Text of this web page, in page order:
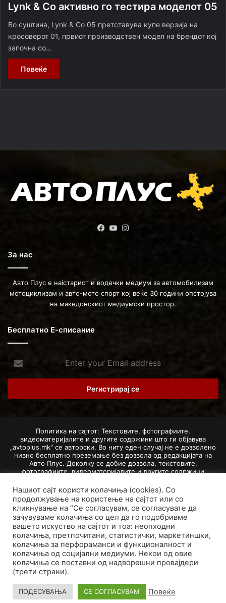
Lynk & Co активно го тестира моделот 05
Во суштина, Lynk & Co 05 претставува купе верзија на
кросоверот 01, првиот производствен модел на брендот кој
започна со…
Повеќе
Facebook
YouTube
За нас
Авто Плус е наістариот и водечки медиум за автомобилизам
мотоциклизам и авто-мото спорт кој веќе 30 години опстојува
на македонскиот медиумски простор.
Бесплатно Е-списание
Enter
your
Email
Политика на сајтот: Текстовите, фотографиите,
видеоматеријалите и другите содржини што ги објавува
„avtoplus.mk" се авторски. Во ниту еден случај не е дозволено
нивно бесплатно преземање без дозвола од редакцијата на
Авто Плус. Доколку се добие дозвола, текстовите,
фотографиите, видеоматеријалите и другите содржини
изворот и авторот со вметнување на директна интернет-врска
(линк) до оригиналната содржина на „avtoplus.mk". При
добивање на одобрување од редакцијата за превземање на
текст, може да се превземе само дел од новинарско дело
насловот, придружната фотографија (односно насловната
фотографија) и воведниот дел на текстот, познат како „лид".
Преземање содржини од „avtoplus.mk" надвор од овие услови
не е дозволено и подложи на санкционирање согласно
Законот за авторски и сродни права.
Developed by PROCESS IN. Hosted byGoHost.
Политика за приватност
Политика на колачиња
Нашиот сајт користи колачиња (cookies). Со
продолжување на користење на сајтот или со
кликнување на “Се согласувам, се согласувате да
зачувуваме колачиња со цел да го подобривме
вашето искуство на сајтот и тоа: неопходни
колачиња, претпочитани, статистички, маркетиншки,
колачиња за перфораманси и функционалност и
колачиња од социјални медиуми. Некои од овие
колачиња се поставни од надворешни провајдери
(трети страни).
ПОДЕСУВАЊА СЕ СОГЛАСУВАМ Повеќе